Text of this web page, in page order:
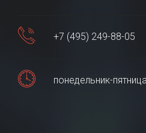
+7 (495) 249-88-05
понедельник-